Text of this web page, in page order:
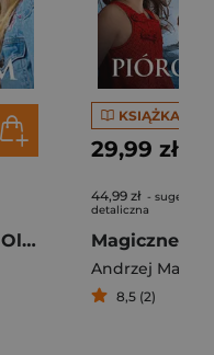
Magiczne Drzewo. Olbrzym. Nowe wydanie 2024
KSIĄŻKA
29,99 zł
44,99 zł -
detaliczna
Andrzej
8,5 (2)